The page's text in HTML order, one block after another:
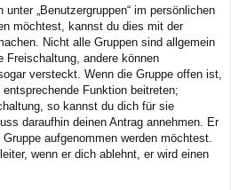
„Benutzergruppen“ im persönlichen
möchtest, kannst du dies mit der
Nicht alle Gruppen sind allgemein
Freischaltung, andere können
versteckt. Wenn die Gruppe offen ist,
Funktion beitreten;
so kannst du dich für sie
daraufhin deinen Antrag annehmen. Er
aufgenommen werden möchtest.
wenn er dich ablehnt, er wird einen